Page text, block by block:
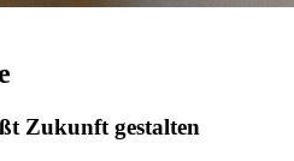
Zukunft gestalten